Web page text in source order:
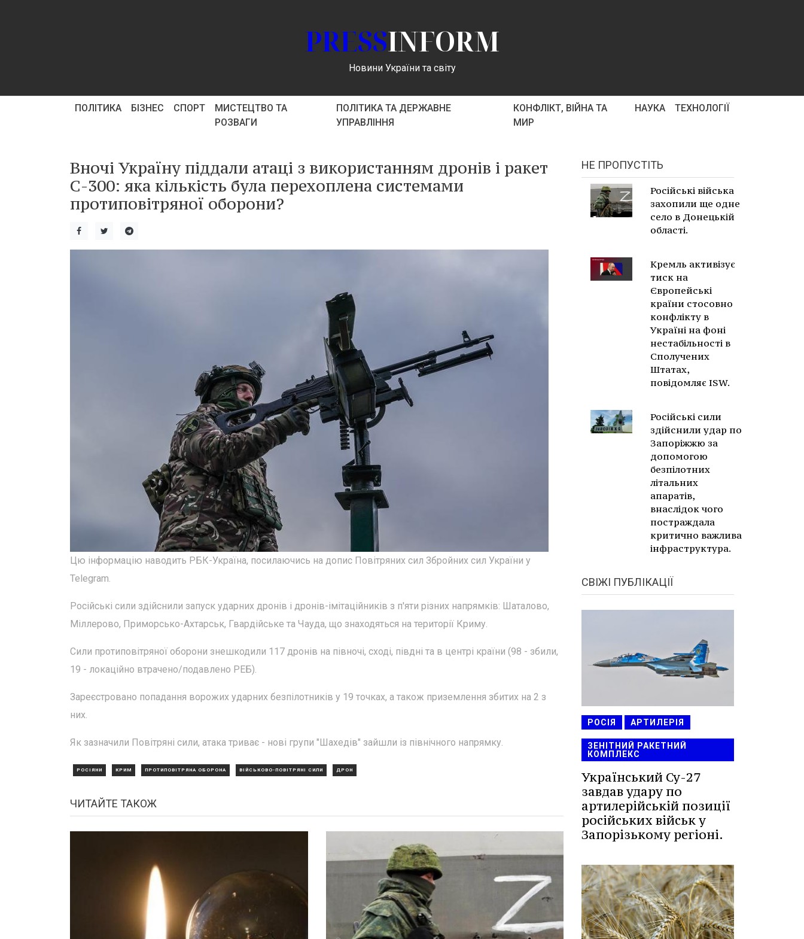
PRESSINFORM
Новини України та світу
ПОЛІТИКА БІЗНЕС СПОРТ
МИСТЕЦТВО ТА
РОЗВАГИ
ПОЛІТИКА ТА ДЕРЖАВНЕ
УПРАВЛІННЯ
КОНФЛІКТ, ВІЙНА ТА
МИР
НАУКА ТЕХНОЛОГІЇ
Вночі Україну піддали атаці з використанням дронів і ракет
С-300: яка кількість була перехоплена системами
протиповітряної оборони?
Цю інформацію наводить РБК-Україна, посилаючись на допис Повітряних сил Збройних сил України у
Telegram.
Російські сили здійснили запуск ударних дронів і дронів-імітаційників з п'яти різних напрямків: Шаталово,
Міллерово, Приморсько-Ахтарськ, Гвардійське та Чауда, що знаходяться на території Криму.
Сили протиповітряної оборони знешкодили 117 дронів на півночі, сході, півдні та в центрі країни (98 - збили,
19 - локаційно втрачено/подавлено РЕБ).
Зареєстровано попадання ворожих ударних безпілотників у 19 точках, а також приземлення збитих на 2 з
них.
Як зазначили Повітряні сили, атака триває - нові групи "Шахедів" зайшли із північного напрямку.
РОСІЯНИ КРИМ ПРОТИПОВІТРЯНА ОБОРОНА ВІЙСЬКОВО-ПОВІТРЯНІ СИЛИ ДРОН
ЧИТАЙТЕ ТАКОЖ
НЕ ПРОПУСТІТЬ
Російські війська
захопили ще одне
село в Донецькій
області.
Кремль активізує
тиск на
Європейські
країни стосовно
конфлікту в
Україні на фоні
нестабільності в
Сполучених
Штатах,
повідомляє ISW.
Російські сили
здійснили удар по
Запоріжжю за
допомогою
безпілотних
літальних
апаратів,
внаслідок чого
постраждала
критично важлива
інфраструктура.
СВІЖІ ПУБЛІКАЦІЇ
РОСІЯ АРТИЛЕРІЯ
ЗЕНІТНИЙ РАКЕТНИЙ
КОМПЛЕКС
Український Су-27
завдав удару по
артилерійській позиції
російських військ у
Запорізькому регіоні.